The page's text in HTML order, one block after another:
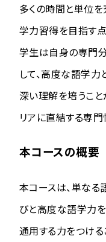
多くの時間と単位
学力習得を目指す点
学生は自身の専門
して、高度な語学
深い理解を培うこと
リアに直結する専門
本コースの概要
本コースは、単なる
びと高度な語学力
通用する力をつける